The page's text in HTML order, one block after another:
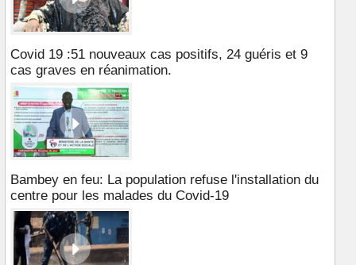
Covid 19 :51 nouveaux cas positifs, 24 guéris et 9
cas graves en réanimation.
Bambey en feu: La population refuse l'installation du
centre pour les malades du Covid-19